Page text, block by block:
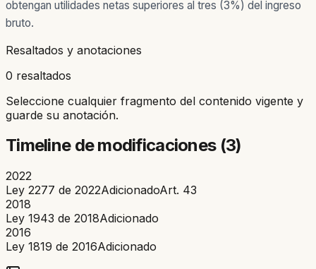
obtengan utilidades netas superiores al tres (3%) del ingreso
bruto.
Resaltados y anotaciones
0 resaltados
Seleccione cualquier fragmento del contenido vigente y
guarde su anotación.
Timeline de modificaciones (3)
2022
Ley 2277 de 2022AdicionadoArt. 43
2018
Ley 1943 de 2018Adicionado
2016
Ley 1819 de 2016Adicionado